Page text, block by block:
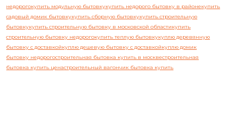
недорогокупить модульную бытовкукупить недорого бытовку в районекупить
садовый домик бытовкукупить сборную бытовкукупить строительную
бытовкукупить строительную бытовку в московской областикупить
строительную бытовку недорогокупить теплую бытовкукуплю деревянную
бытовку с доставкойкуплю дешевую бытовку с доставкойкуплю домик
бытовку недорогостроительная бытовка купить в москвестроительная
бытовка купить ценастроительный вагончик бытовка купить